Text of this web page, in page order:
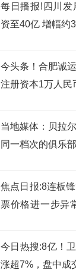
每日播报!四川发
资至40亿 增幅约
今头条！合肥诚
注册资本1万人民
当地媒体：贝拉
同一档次的俱乐部
焦点日报:8连板
票价格进一步异
今日热搜:8亿！
涨超7%，盘中成